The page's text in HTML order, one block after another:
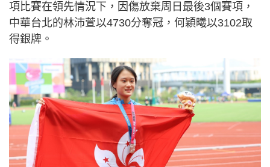
項比賽在領先情況下，因傷放棄周日最後3個賽項，
中華台北的林沛萱以4730分奪冠，何穎曦以3102取
得銀牌。